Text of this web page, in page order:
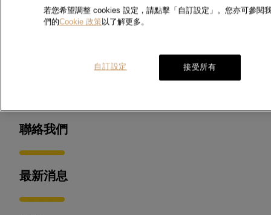
優先及即日檢測服務
聯絡我們
最新消息
若您希望調整 cookies 設定，請點擊「自訂設定」。您亦可參閱
們的Cookie 政策 以了解更多。
接受所有
自訂設定